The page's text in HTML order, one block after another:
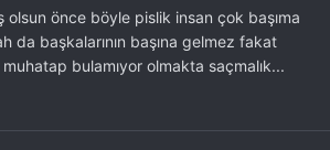
olsun önce böyle pislik insan çok başıma
da başkalarının başına gelmez fakat
bulamıyor olmakta saçmalık...